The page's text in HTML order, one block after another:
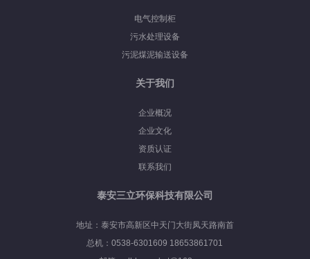
电气控制柜
污水处理设备
污泥煤泥输送设备
关于我们
企业概况
企业文化
资质认证
联系我们
泰安三立环保科技有限公司
地址：泰安市高新区中天门大街凤天路南首
总机：0538-6301609 18653861701